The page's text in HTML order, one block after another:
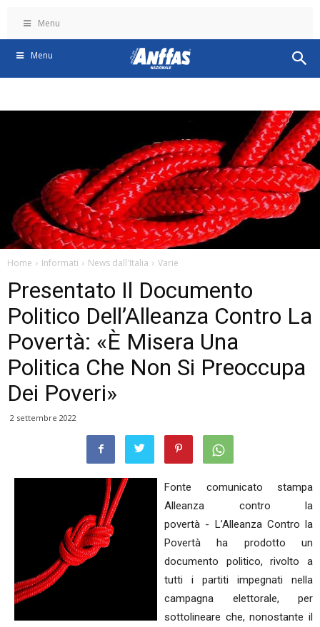
Menu
Menu
Home Informati News dall'Italia Varie
Presentato Il Documento
Politico Dell’Alleanza Contro La
Povertà: «È Misera Una
Politica Che Non Si Preoccupa
Dei Poveri»
2 settembre 2022
Fonte comunicato stampa
Alleanza contro la
povertà - L’Alleanza Contro la
Povertà ha prodotto un
documento politico, rivolto a
tutti i partiti impegnati nella
campagna elettorale, per
sottolineare che, nonostante il